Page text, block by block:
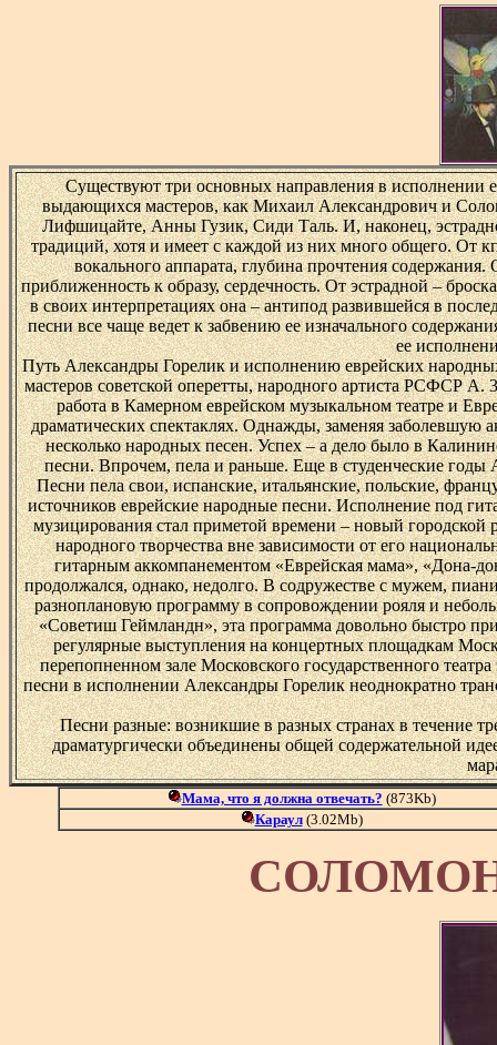
Существуют три основных направления в исполнении
выдающихся мастеров, как Михаил Александрович и
Лифшицайте, Анны Гузик, Сиди Таль. И, наконец,
традиций, хотя и имеет с каждой из них много общего. От
вокального аппарата, глубина прочтения
приближенность к образу, сердечность. От эстрадной –
в своих интерпретациях она – антипод развившейся в
песни все чаще ведет к забвению ее изначального
ее
Путь Александры Горелик и исполнению еврейских
мастеров советской оперетты, народного артиста РСФСР
работа в Камерном еврейском музыкальном театре и
драматических спектаклях. Однажды, заменяя заболевшую
несколько народных песен. Успех – а дело было в
песни. Впрочем, пела и раньше. Еще в студенческие годы
Песни пела свои, испанские, итальянские, польские,
источников еврейские народные песни. Исполнение под
музицирования стал приметой времени – новый городской
народного творчества вне зависимости от его
гитарным аккомпанементом «Еврейская мама», «Дона-
продолжался, однако, недолго. В содружестве с мужем,
разноплановую программу в сопровождении рояля и
«Советиш Геймландн», эта программа довольно быстро
регулярные выступления на концертных площадкам
перепопненном зале Московского государственного
песни в исполнении Александры Горелик неоднократно
Песни разные: возникшие в разных странах в течение
драматургически объединены общей содержательной
Мама, что я должна отвечать? (873Kb)
Караул (3.02Mb)